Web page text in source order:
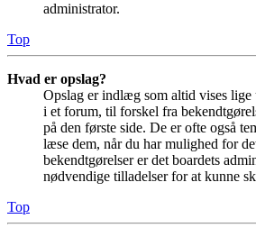
administrator.
Top
Hvad er opslag?
Opslag er indlæg som altid vises lige
i et forum, til forskel fra
på den første side. De er ofte også
læse dem, når du har mulighed for
bekendtgørelser er det boardets
nødvendige tilladelser for at kunne
Top